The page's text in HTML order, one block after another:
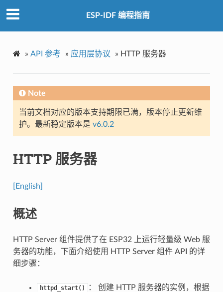
ESP-IDF 编程指南
» API 参考 » 应用层协议 » HTTP 服务器
Note
当前文档对应的版本支持期限已满，版本停止更新维
护。最新稳定版本是 v6.0.2
HTTP 服务器
[English]
概述
HTTP Server 组件提供了在 ESP32 上运行轻量级 Web 服
务器的功能，下面介绍使用 HTTP Server 组件 API 的详
细步骤：
httpd_start()
： 创建 HTTP 服务器的实例，根据